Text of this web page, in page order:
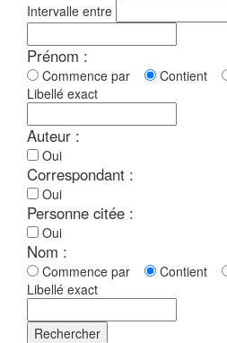
Intervalle entre
Prénom :
Commence par Contient
Libellé exact
Auteur :
Oui
Correspondant :
Oui
Personne citée :
Oui
Nom :
Commence par Contient
Libellé exact
Rechercher